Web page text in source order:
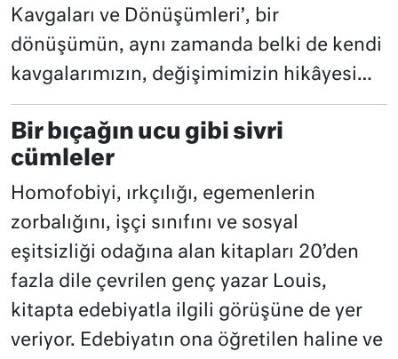
Kavgaları ve Dönüşümleri’, bir
dönüşümün, aynı zamanda belki de kendi
kavgalarımızın, değişimimizin hikâyesi…
Bir bıçağın ucu gibi sivri
cümleler
Homofobiyi, ırkçılığı, egemenlerin
zorbalığını, işçi sınıfını ve sosyal
eşitsizliği odağına alan kitapları 20’den
fazla dile çevrilen genç yazar Louis,
kitapta edebiyatla ilgili görüşüne de yer
veriyor. Edebiyatın ona öğretilen haline ve